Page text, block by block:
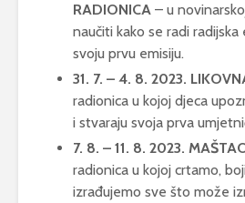
RADIONICA – u
naučiti kako se radi radijska
svoju prvu emisiju.
31. 7. – 4. 8. 2023.
radionica u kojoj djeca
i stvaraju svoja prva
7. 8. – 11. 8. 2023.
radionica u kojoj crtamo,
izrađujemo sve što može